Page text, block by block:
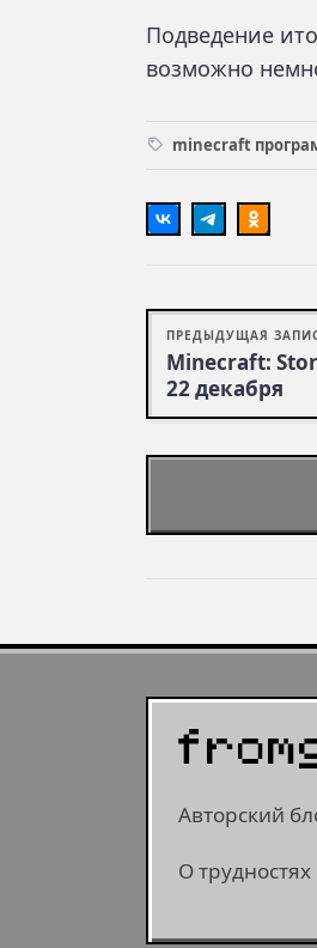
Подведение
возможно
minecraft
ПРЕДЫДУЩАЯ
Minecraft:
22 декабря
Авторский
О